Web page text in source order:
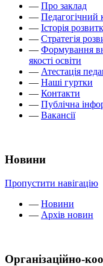
— Про заклад
— Педагогічний
— Історія
— Стратегія
— Формування
якості освіти
— Атестація
— Наші гуртки
— Контакти
— Публічна
— Вакансії
Новини
Пропустити навігацію
— Новини
— Архів новин
Організаційно-